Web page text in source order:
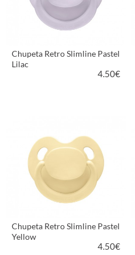
Chupeta Retro Slimline Pastel
Lilac
4.50€
Chupeta Retro Slimline Pastel
Yellow
4.50€